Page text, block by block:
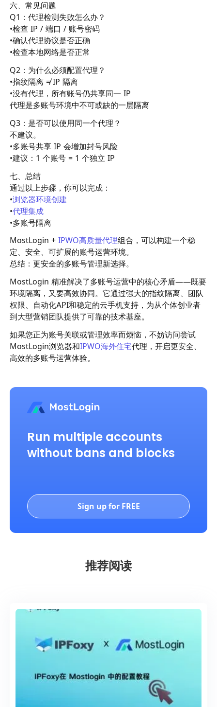
六、常见问题
Q1：代理检测失败怎么办？
•检查 IP / 端口 / 账号密码
•确认代理协议是否正确
•检查本地网络是否正常
Q2：为什么必须配置代理？
•指纹隔离 ≠ IP 隔离
•没有代理，所有账号仍共享同一 IP
代理是多账号环境中不可或缺的一层隔离
Q3：是否可以使用同一个代理？
不建议。
•多账号共享 IP 会增加封号风险
•建议：1 个账号 = 1 个独立 IP
七、总结
通过以上步骤，你可以完成：
•浏览器环境创建
•代理集成
•多账号隔离
MostLogin + IPWO高质量代理组合，可以构建一个稳
定、安全、可扩展的账号运营环境。
总结：更安全的多账号管理新选择。
MostLogin 精准解决了多账号运营中的核心矛盾——既要
环境隔离，又要高效协同。它通过强大的指纹隔离、团队
权限、自动化API和稳定的云手机支持，为从个体创业者
到大型营销团队提供了可靠的技术基座。
如果您正为账号关联或管理效率而烦恼，不妨访问尝试
MostLogin浏览器和IPWO海外住宅代理 ，开启更安全、
高效的多账号运营体验。
Run multiple accounts
without bans and blocks
Sign up for FREE
推荐阅读